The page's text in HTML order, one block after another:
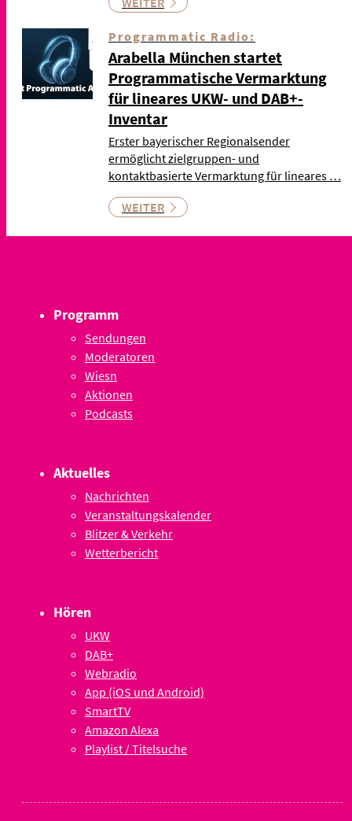
Programmatic Radio:
Arabella München startet
Programmatische Vermarktung
für lineares UKW- und DAB+-
Inventar
Erster bayerischer Regionalsender
ermöglicht zielgruppen- und
kontaktbasierte Vermarktung für lineares …
WEITER
Programm
Sendungen
Moderatoren
Wiesn
Aktionen
Podcasts
Aktuelles
Nachrichten
Veranstaltungskalender
Blitzer & Verkehr
Wetterbericht
Hören
UKW
DAB+
Webradio
App (iOS und Android)
SmartTV
Amazon Alexa
Playlist / Titelsuche